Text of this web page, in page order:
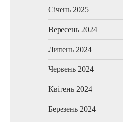
Січень 2025
Вересень 2024
Липень 2024
Червень 2024
Квітень 2024
Березень 2024